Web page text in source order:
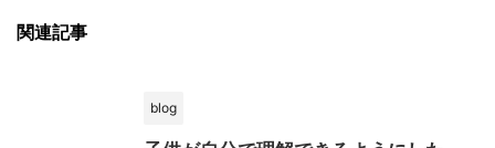
関連記事
blog